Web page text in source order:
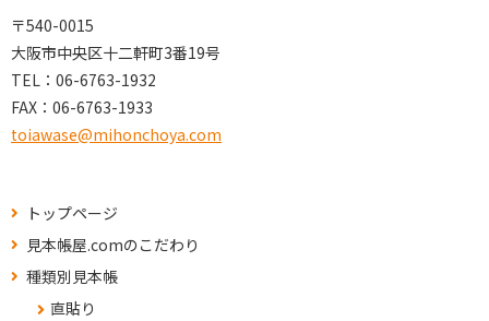
〒540-0015
大阪市中央区十二軒町3番19号
TEL： 06-6763-1932
FAX： 06-6763-1933
toiawase@mihonchoya.com
トップページ
見本帳屋.comのこだわり
種類別見本帳
直貼り